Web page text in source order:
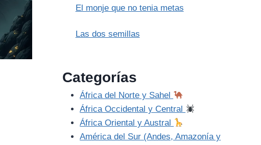
El monje que no tenia metas
Las dos semillas
Categorías
África del Norte y Sahel
África Occidental y Central
África Oriental y Austral
América del Sur (Andes, Amazonía y